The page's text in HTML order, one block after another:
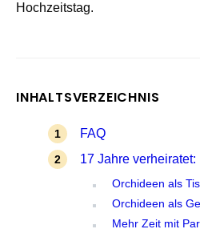
Hochzeitstag.
INHALTSVERZEICHNIS
FAQ
17 Jahre
Orchideen als
Orchideen als
Mehr Zeit mit